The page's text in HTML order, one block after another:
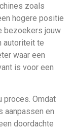
zoals
hogere positie
bezoekers jouw
autoriteit te
waar een
is voor een
proces. Omdat
aanpassen en
doordachte